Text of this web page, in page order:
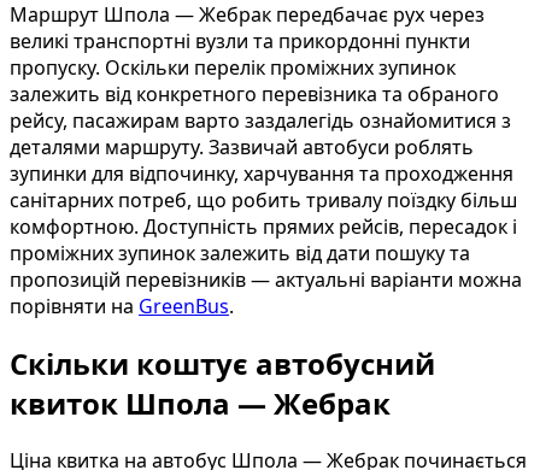
Маршрут Шпола — Жебрак передбачає рух через
великі транспортні вузли та прикордонні пункти
пропуску. Оскільки перелік проміжних зупинок
залежить від конкретного перевізника та обраного
рейсу, пасажирам варто заздалегідь ознайомитися з
деталями маршруту. Зазвичай автобуси роблять
зупинки для відпочинку, харчування та проходження
санітарних потреб, що робить тривалу поїздку більш
комфортною. Доступність прямих рейсів, пересадок і
проміжних зупинок залежить від дати пошуку та
пропозицій перевізників — актуальні варіанти можна
порівняти на GreenBus.
Скільки коштує автобусний
квиток Шпола — Жебрак
Ціна квитка на автобус Шпола — Жебрак починається